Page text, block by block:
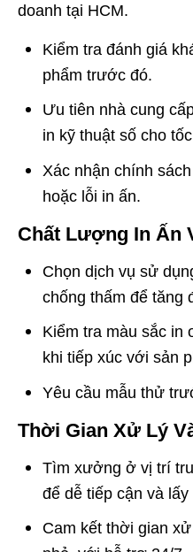
doanh tại HCM.
Kiểm tra đánh giá
phẩm trước đó.
Ưu tiên nhà cung
in kỹ thuật số cho
Xác nhận chính
hoặc lỗi in ấn.
Chất Lượng In Ấn
Chọn dịch vụ sử
chống thấm để tăng
Kiểm tra màu sắc in
khi tiếp xúc với sản
Yêu cầu mẫu thử
Thời Gian Xử Lý
Tìm xưởng ở vị trí
để dễ tiếp cận và lấy
Cam kết thời gian